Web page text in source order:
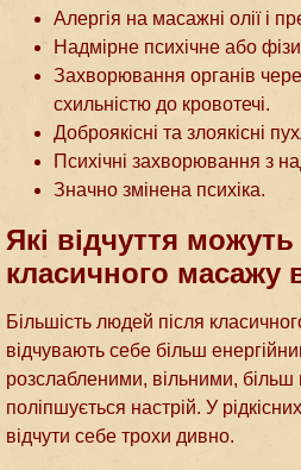
Алергія на масажні олії і
Надмірне психічне або
Захворювання органів
схильністю до кровотечі.
Доброякісні та злоякісні
Психічні захворювання з
Значно змінена психіка.
Які відчуття
класичного масажу
Більшість людей після
відчувають себе більш
розслабленими, вільними, більш
поліпшується настрій. У
відчути себе трохи дивно.